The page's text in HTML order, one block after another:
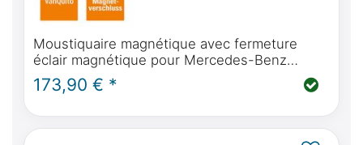
Moustiquaire magnétique avec fermeture
éclair magnétique pour Mercedes-Benz
classe V, Vito, Marco Polo, Horizon, Activity à
partir de BJ2014 (W447) porte(s)
173,90 € *